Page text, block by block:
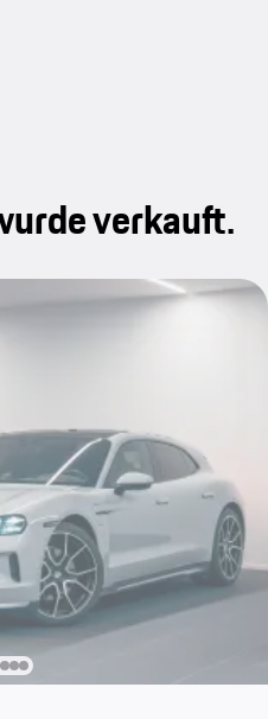
verkauft.